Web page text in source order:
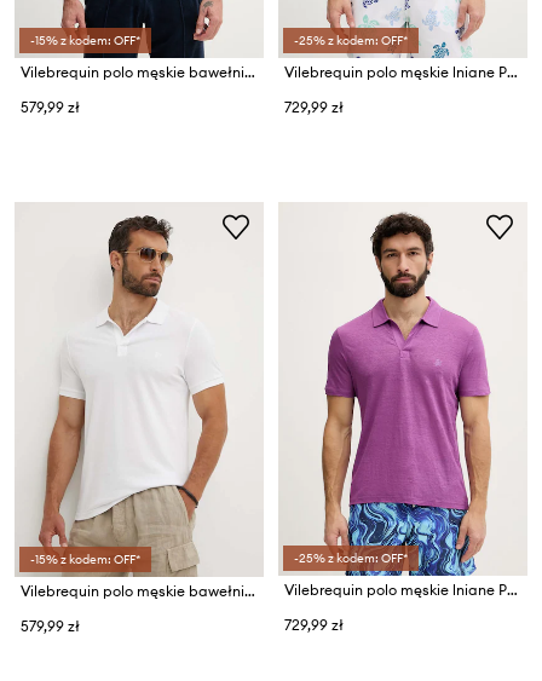
-15% z kodem: OFF*
Vilebrequin polo męskie bawełniane PALATIN
579,99 zł
-25% z kodem: OFF*
Vilebrequin polo męskie lniane PYRAMID
729,99 zł
-15% z kodem: OFF*
Vilebrequin polo męskie bawełniane PALATIN
579,99 zł
-25% z kodem: OFF*
Vilebrequin polo męskie lniane PYRAMID
729,99 zł